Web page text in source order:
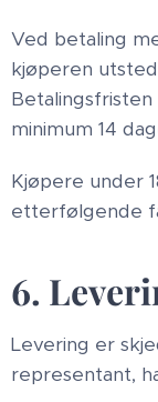
Ved betaling
kjøperen
minimum 14
Kjøpere under
etterfølgende
6.
Levering er
representant,